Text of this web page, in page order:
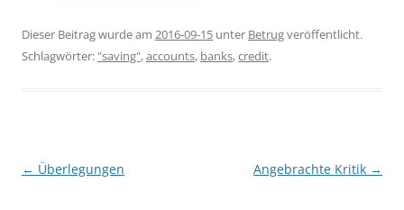
Dieser Beitrag wurde am 2016-09-15 unter Betrugveröffentlicht.
Schlagwörter: "saving",accounts, banks,credit.
Beitragsnavigation
← Überlegungen Angebrachte Kritik →